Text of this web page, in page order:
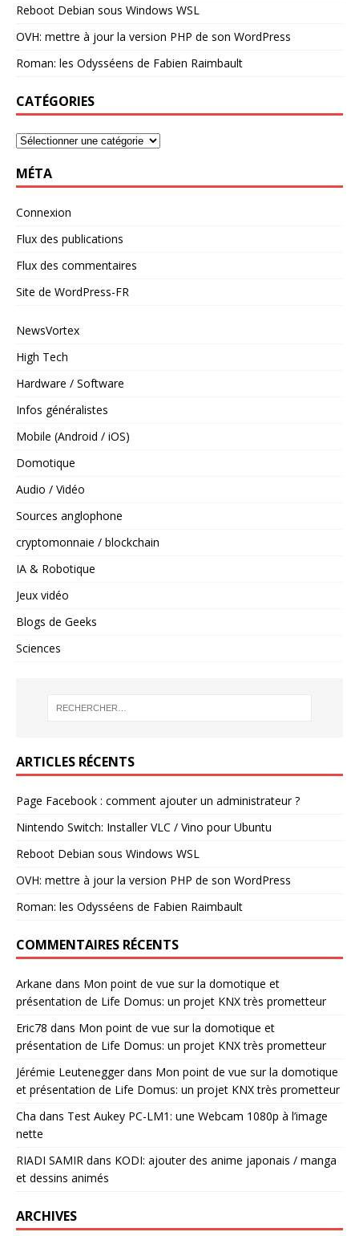
Reboot Debian sous Windows WSL
OVH: mettre à jour la version PHP de son WordPress
Roman: les Odysséens de Fabien Raimbault
CATÉGORIES
MÉTA
Connexion
Flux des publications
Flux des commentaires
Site de WordPress-FR
NewsVortex
High Tech
Hardware / Software
Infos généralistes
Mobile (Android / iOS)
Domotique
Audio / Vidéo
Sources anglophone
cryptomonnaie / blockchain
IA & Robotique
Jeux vidéo
Blogs de Geeks
Sciences
ARTICLES RÉCENTS
Page Facebook : comment ajouter un administrateur ?
Nintendo Switch: Installer VLC / Vino pour Ubuntu
Reboot Debian sous Windows WSL
OVH: mettre à jour la version PHP de son WordPress
Roman: les Odysséens de Fabien Raimbault
COMMENTAIRES RÉCENTS
Arkane dans Mon point de vue sur la domotique et
présentation de Life Domus: un projet KNX très prometteur
Eric78 dans Mon point de vue sur la domotique et
présentation de Life Domus: un projet KNX très prometteur
Jérémie Leuteneggerdans Mon point de vue sur la domotique
et présentation de Life Domus: un projet KNX très prometteur
Cha dans Test Aukey PC-LM1: une Webcam 1080p à l’image
nette
RIADI SAMIR dans KODI: ajouter des anime japonais / manga
et dessins animés
ARCHIVES